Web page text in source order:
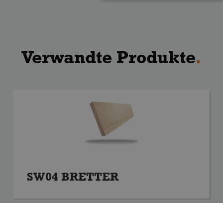
Verwandte Produkte.
SW04 BRETTER